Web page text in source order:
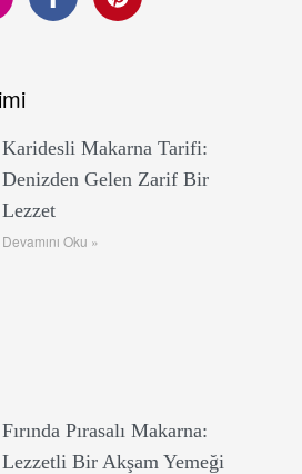
Karidesli Makarna Tarifi:
Denizden Gelen Zarif Bir
Lezzet
Devamını Oku »
Fırında Pırasalı Makarna:
Lezzetli Bir Akşam Yemeği